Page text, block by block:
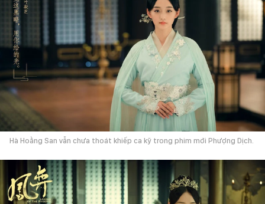
Hà Hoằng San vẫn chưa thoát khiếp ca kỹ trong phim mới Phượng Dịch.